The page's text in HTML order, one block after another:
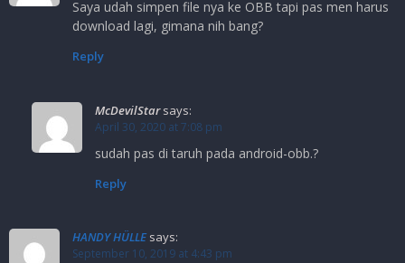
Saya udah simpen file nya ke OBB tapi pas men harus
download lagi, gimana nih bang?
Reply
McDevilStar says:
April 30, 2020 at 7:08 pm
sudah pas di taruh pada android-obb.?
Reply
HANDY HÜLLE says:
September 10, 2019 at 4:43 pm